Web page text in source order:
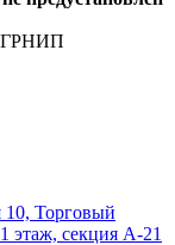
10, Торговый
этаж, секция А-21